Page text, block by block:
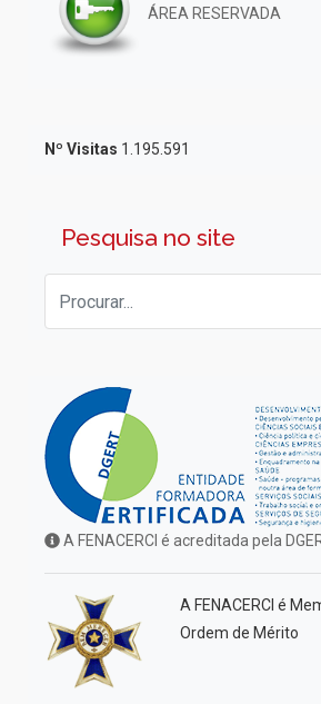
ÁREA RESERVADA
Nº Visitas 1.195.591
Pesquisa no site
A FENACERCI é acreditada pela
A FENACERCI é
Ordem de Mérito